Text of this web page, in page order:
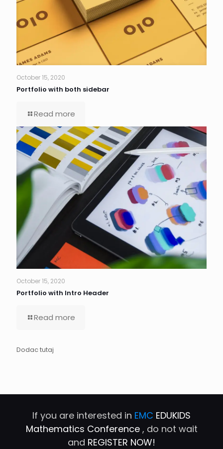
October 15, 2020
Portfolio with both sidebar
Read more
October 15, 2020
Portfolio with Intro Header
Read more
Dodac tutaj
If you are interested in EMC EDUKIDS
Mathematics Conference , do not wait
and REGISTER NOW!